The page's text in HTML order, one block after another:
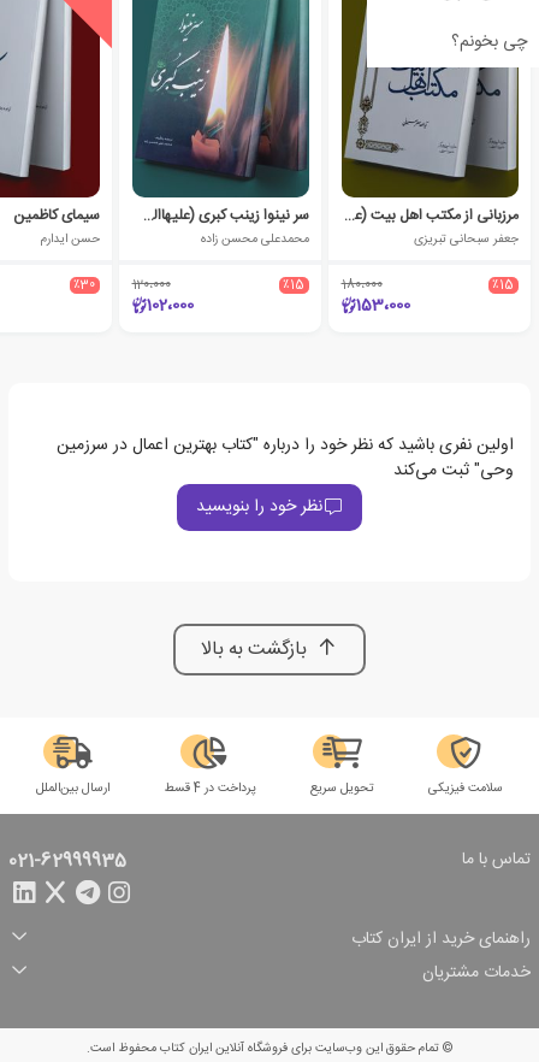
چی بخونم؟
مرزبانی از مکتب اهل بیت (علیهم السلام)
جعفر سبحانی تبریزی
٪15 180،000
153،000
سر نینوا زینب کبری (علیهاالسلام)
محمدعلی محسن زاده
٪15 120،000
102،000
سیمای کاظمین
حسن ایدارم
٪30
اولین نفری باشید که نظر خود را درباره "کتاب بهترین اعمال در سرزمین
وحی" ثبت می‌کند
نظر خود را بنویسید
بازگشت به بالا
سلامت فیزیکی تحویل سریع پرداخت در 4 قسط ارسال بین‌الملل
تماس با ما 021-62999935
راهنمای خرید از ایران کتاب
ثبت سفارش
شرایط ارسال سفارش
شیوه پرداخت
تخفیف‌های خرید
خدمات مشتریان
© تمام حقوق این وب‌سایت برای فروشگاه آنلاین ایران کتاب محفوظ است.